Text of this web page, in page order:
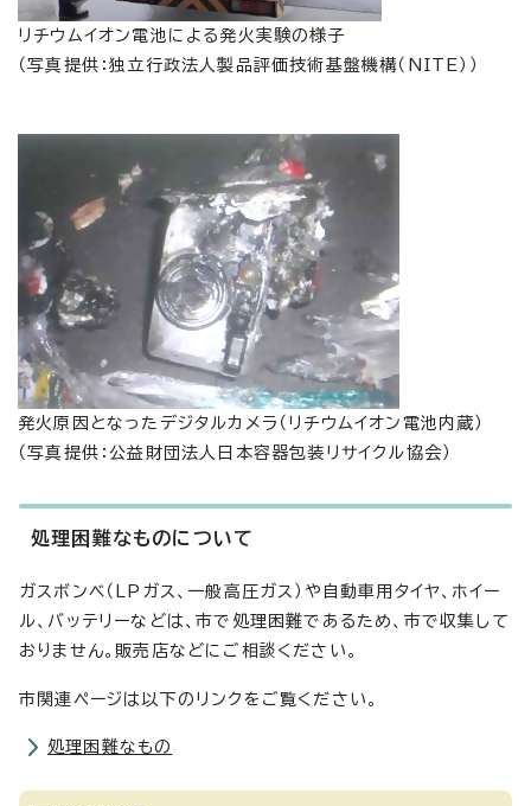
リチウムイオン電池による発火実験の様子
（写真提供：独立行政法人製品評価技術基盤機構（NITE））
発火原因となったデジタルカメラ（リチウムイオン電池内蔵）
（写真提供：公益財団法人日本容器包装リサイクル協会）
処理困難なものについて
ガスボンベ（LPガス、一般高圧ガス）や自動車用タイヤ、ホイー
ル、バッテリーなどは、市で処理困難であるため、市で収集して
おりません。販売店などにご相談ください。
市関連ページは以下のリンクをご覧ください。
処理困難なもの